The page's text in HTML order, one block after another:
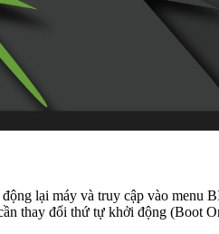
lại máy và truy cập vào menu
thay đổi thứ tự khởi động (Boot